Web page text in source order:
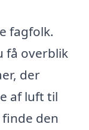
fagfolk.
få overblik
der
af luft til
den